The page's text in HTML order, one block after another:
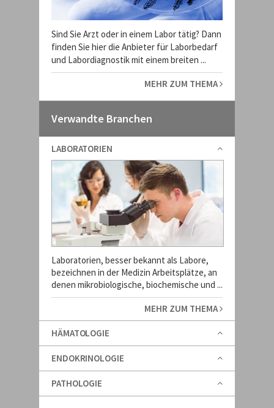
Sind Sie Arzt oder in einem Labor tätig? Dann
finden Sie hier die Anbieter für Laborbedarf
und Labordiagnostik mit einem breiten ...
MEHR ZUM THEMA
Verwandte Branchen
LABORATORIEN
Laboratorien, besser bekannt als Labore,
bezeichnen in der Medizin Arbeitsplätze, an
denen mikrobiologische, biochemische und ...
MEHR ZUM THEMA
HÄMATOLOGIE
ENDOKRINOLOGIE
PATHOLOGIE